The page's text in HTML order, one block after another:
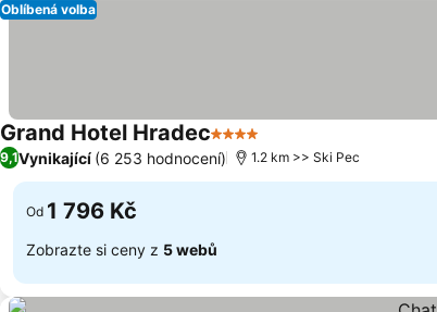
Oblíbená volba
Grand Hotel Hradec4 Počet hvězdiček
9,1Vynikající (6 253 hodnocení) 1.2 km >> Ski Pec
Od 1 796 Kč
Zobrazte si ceny z 5 webů